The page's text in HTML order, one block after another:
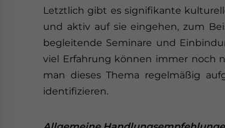
Letztlich gibt es signifikante
und aktiv auf sie eingehen, zum
begleitende Seminare und
viel Erfahrung können immer noch
man dieses Thema regelmäßig
identifizieren.